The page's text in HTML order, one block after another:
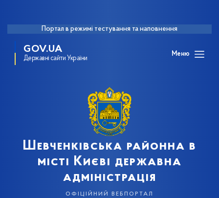
Портал в режимі тестування та наповнення
GOV.UA
Державні сайти України
Меню
Шевченківська районна в
місті Києві державна
адміністрація
офіційний вебпортал